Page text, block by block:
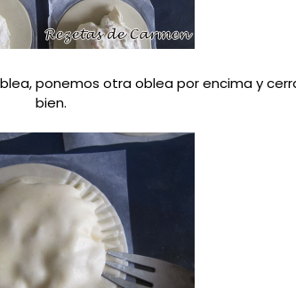
ponemos otra oblea por encima y
bien.